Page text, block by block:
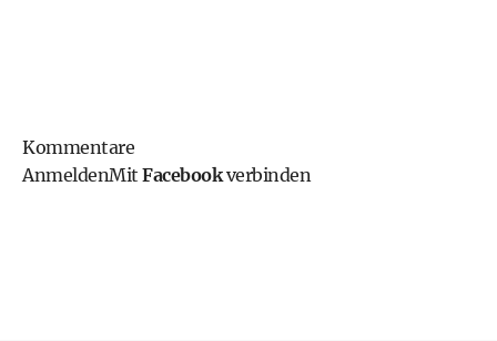
Kommentare
AnmeldenMit Facebookverbinden